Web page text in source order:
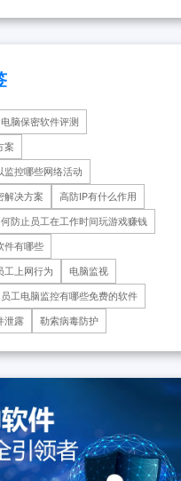
和高端设备集成电路可靠性验
业。是重庆*经济技术开发（集
下辖重庆*制药有限公司、*医
药科技重庆有限公司、重庆*肿
电脑保密软件评测
案
监控哪些网络活动
解决方案
高防IP有什么作用
防止员工在工作时间玩游戏赚钱
件有哪些
工上网行为
电脑监视
员工电脑监控有哪些免费的软件
泄露
勒索病毒防护